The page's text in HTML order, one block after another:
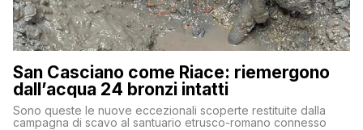
San Casciano come Riace: riemergono
dall’acqua 24 bronzi intatti
Sono queste le nuove eccezionali scoperte restituite dalla
campagna di scavo al santuario etrusco-romano connesso